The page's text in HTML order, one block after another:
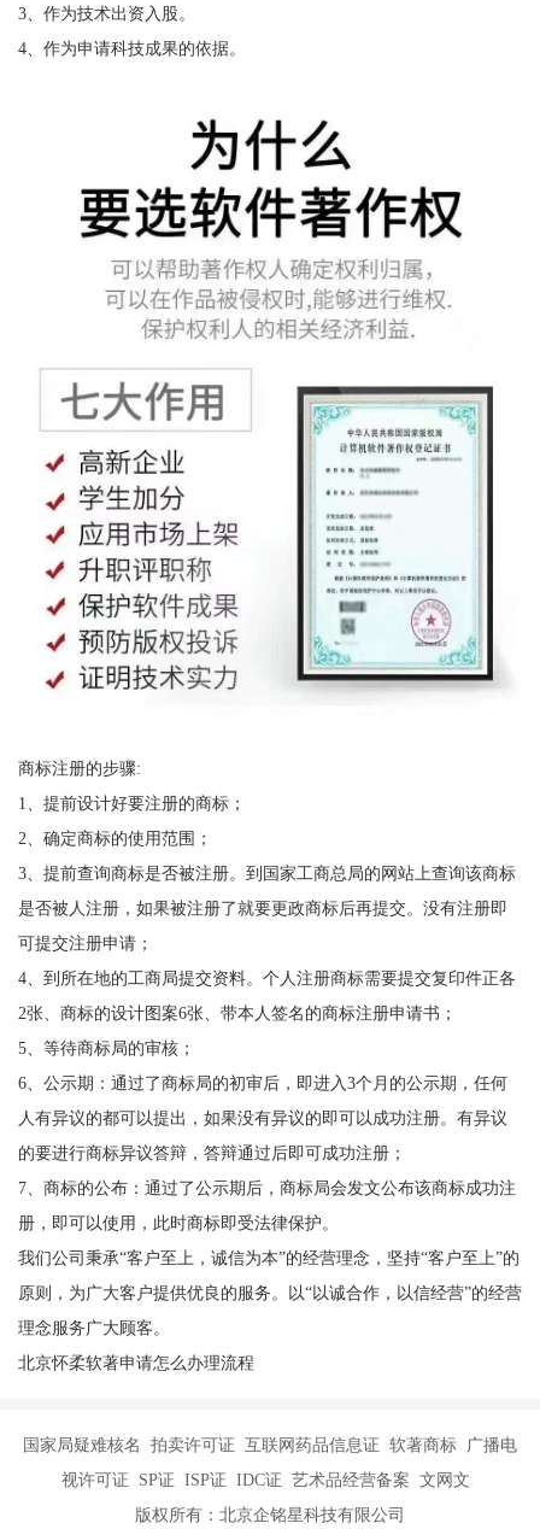
3、作为技术出资入股。
4、作为申请科技成果的依据。
商标注册的步骤:
1、提前设计好要注册的商标；
2、确定商标的使用范围；
3、提前查询商标是否被注册。到国家工商总局的网站上查询该商标
是否被人注册，如果被注册了就要更政商标后再提交。没有注册即
可提交注册申请；
4、到所在地的工商局提交资料。个人注册商标需要提交复印件正各
2张、商标的设计图案6张、带本人签名的商标注册申请书；
5、等待商标局的审核；
6、公示期：通过了商标局的初审后，即进入3个月的公示期，任何
人有异议的都可以提出，如果没有异议的即可以成功注册。有异议
的要进行商标异议答辩，答辩通过后即可成功注册；
7、商标的公布：通过了公示期后，商标局会发文公布该商标成功注
册，即可以使用，此时商标即受法律保护。
我们公司秉承“客户至上，诚信为本”的经营理念，坚持“客户至上”的
原则，为广大客户提供优良的服务。以“以诚合作，以信经营”的经营
理念服务广大顾客。
北京怀柔软著申请怎么办理流程
国家局疑难核名 拍卖许可证 互联网药品信息证 软著商标 广播电
视许可证 SP证 ISP证 IDC证 艺术品经营备案 文网文
版权所有：北京企铭星科技有限公司